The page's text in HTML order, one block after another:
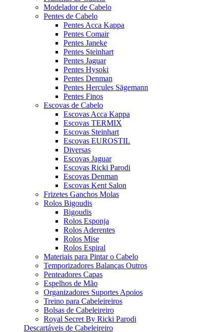
Modelador de Cabelo
Pentes de Cabelo
Pentes Acca Kappa
Pentes Comair
Pentes Janeke
Pentes Steinhart
Pentes Jaguar
Pentes Hysoki
Pentes Denman
Pentes Hercules Sägemann
Pentes Finos
Escovas de Cabelo
Escovas Acca Kappa
Escovas TERMIX
Escovas Steinhart
Escovas EUROSTIL
Diversas
Escovas Jaguar
Escovas Ricki Parodi
Escovas Denman
Escovas Kent Salon
Frizetes Ganchos Molas
Rolos Bigoudis
Bigoudis
Rolos Esponja
Rolos Aderentes
Rolos Mise
Rolos Espiral
Materiais para Pintar o Cabelo
Temporizadores Balanças Outros
Penteadores Capas
Espelhos de Mão
Organizadores Suportes Apoios
Treino para Cabeleireiros
Bolsas de Cabeleireiro
Royal Secret By Ricki Parodi
Descartáveis de Cabeleireiro